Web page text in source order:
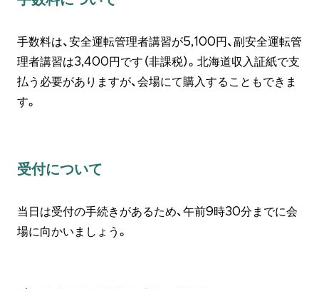
手数料は、安全運転管理者講習が5,100円、副安全運転管
理者講習は3,400円です（非課税）。北海道収入証紙で支
払う必要がありますが、会場にて購入することもできま
す。
受付について
当日は受付の手続きがあるため、午前9時30分までに会
場に向かいましょう。